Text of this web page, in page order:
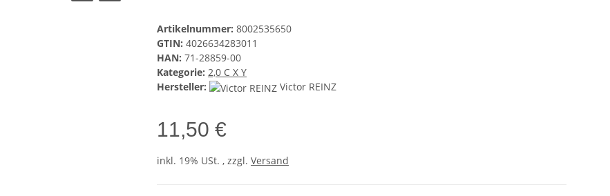
Artikelnummer: 8002535650
GTIN: 4026634283011
HAN: 71-28859-00
Kategorie: 2,0 C X Y
Hersteller:
Victor REINZ
11,50 €
inkl. 19% USt. , zzgl. Versand